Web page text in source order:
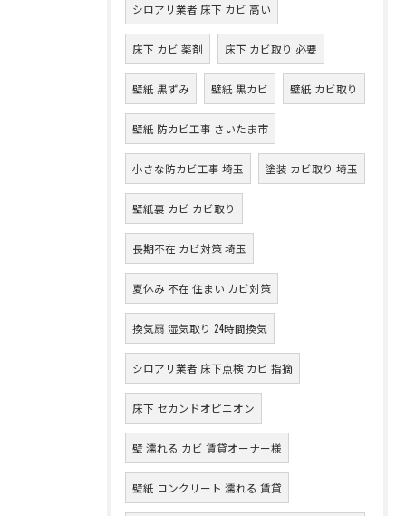
シロアリ業者 床下 カビ 高い
床下 カビ 薬剤 床下 カビ取り 必要
壁紙 黒ずみ 壁紙 黒カビ 壁紙 カビ取り
壁紙 防カビ工事 さいたま市
小さな防カビ工事 埼玉 塗装 カビ取り 埼玉
壁紙裏 カビ カビ取り
長期不在 カビ対策 埼玉
夏休み 不在 住まい カビ対策
換気扇 湿気取り 24時間換気
シロアリ業者 床下点検 カビ 指摘
床下 セカンドオピニオン
壁 濡れる カビ 賃貸オーナー様
壁紙 コンクリート 濡れる 賃貸